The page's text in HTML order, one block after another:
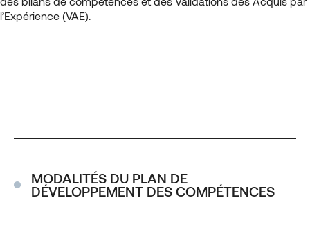
l’Expérience (VAE).
MODALITÉS DU PLAN DE
DÉVELOPPEMENT DES COMPÉTENCES